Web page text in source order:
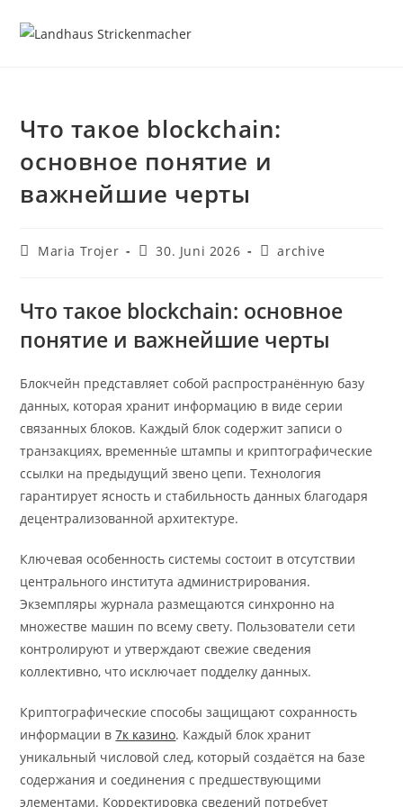
Что такое blockchain:
основное понятие и
важнейшие черты
Maria Trojer 30. Juni 2026 archive
Что такое blockchain: основное
понятие и важнейшие черты
Блокчейн представляет собой распространённую базу
данных, которая хранит информацию в виде серии
связанных блоков. Каждый блок содержит записи о
транзакциях, временны́е штампы и криптографические
ссылки на предыдущий звено цепи. Технология
гарантирует ясность и стабильность данных благодаря
децентрализованной архитектуре.
Ключевая особенность системы состоит в отсутствии
центрального института администрирования.
Экземпляры журнала размещаются синхронно на
множестве машин по всему свету. Пользователи сети
контролируют и утверждают свежие сведения
коллективно, что исключает подделку данных.
Криптографические способы защищают сохранность
информации в7к казино. Каждый блок хранит
уникальный числовой след, который создаётся на базе
содержания и соединения с предшествующими
элементами. Корректировка сведений потребует